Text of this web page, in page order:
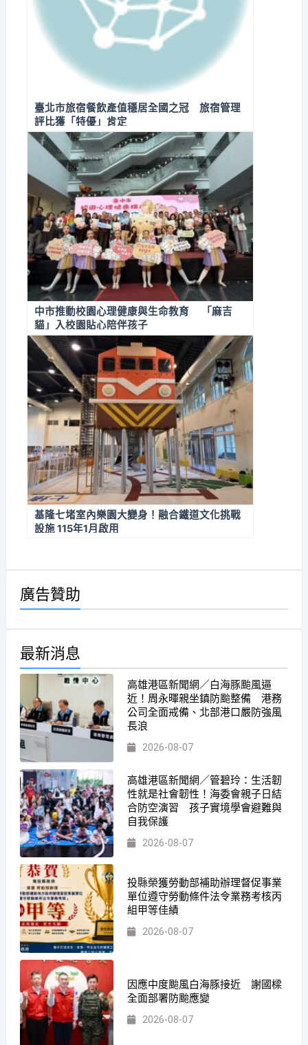
臺北市旅宿餐飲產值穩居全國之冠 旅宿管理
評比獲「特優」肯定
中市推動校園心理健康與生命教育 「麻吉
貓」入校園貼心陪伴孩子
基隆七堵室內樂園大變身！融合鐵道文化挑戰
設施 115年1月啟用
廣告贊助
最新消息
高雄港區新聞網／白海豚颱風逼
近！周永暉親坐鎮防颱整備 港務
公司全面戒備、北部港口嚴防強風
長浪
2026-08-07
高雄港區新聞網／管碧玲：生活韌
性就是社會韌性！海委會親子日結
合防空演習 孩子實境學會避難與
自我保護
2026-08-07
投縣榮獲勞動部補助辦理督促事業
單位遵守勞動條件法令業務考核丙
組甲等佳績
2026-08-07
因應中度颱風白海豚接近 謝國樑
全面部署防颱應變
2026-08-07